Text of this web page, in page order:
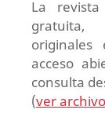
La
gratuita,
acceso
consulta
(ver archivo